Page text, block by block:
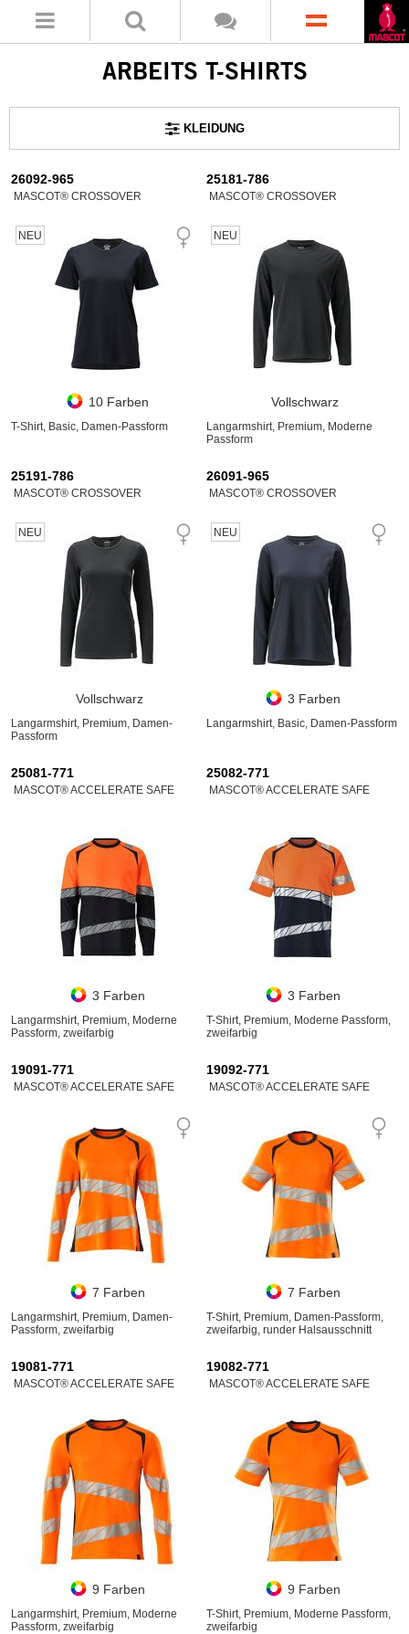
ARBEITS T-SHIRTS
KLEIDUNG
26092-965
MASCOT® CROSSOVER
NEU
10 Farben
T-Shirt, Basic, Damen-Passform
25181-786
MASCOT® CROSSOVER
NEU
Vollschwarz
Langarmshirt, Premium, Moderne
Passform
25191-786
MASCOT® CROSSOVER
NEU
Vollschwarz
Langarmshirt, Premium, Damen-
Passform
26091-965
MASCOT® CROSSOVER
NEU
3 Farben
Langarmshirt, Basic, Damen-Passform
25081-771
MASCOT® ACCELERATE SAFE
3 Farben
Langarmshirt, Premium, Moderne
Passform, zweifarbig
25082-771
MASCOT® ACCELERATE SAFE
3 Farben
T-Shirt, Premium, Moderne Passform,
zweifarbig
19091-771
MASCOT® ACCELERATE SAFE
7 Farben
Langarmshirt, Premium, Damen-
Passform, zweifarbig
19092-771
MASCOT® ACCELERATE SAFE
7 Farben
T-Shirt, Premium, Damen-Passform,
zweifarbig, runder Halsausschnitt
19081-771
MASCOT® ACCELERATE SAFE
9 Farben
Langarmshirt, Premium, Moderne
Passform, zweifarbig
19082-771
MASCOT® ACCELERATE SAFE
9 Farben
T-Shirt, Premium, Moderne Passform,
zweifarbig